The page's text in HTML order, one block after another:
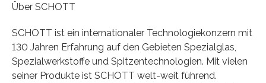
Über SCHOTT
SCHOTT ist ein internationaler Technologiekonzern mit
130 Jahren Erfahrung auf den Gebieten Spezialglas,
Spezialwerkstoffe und Spitzentechnologien. Mit vielen
seiner Produkte ist SCHOTT welt-weit führend.